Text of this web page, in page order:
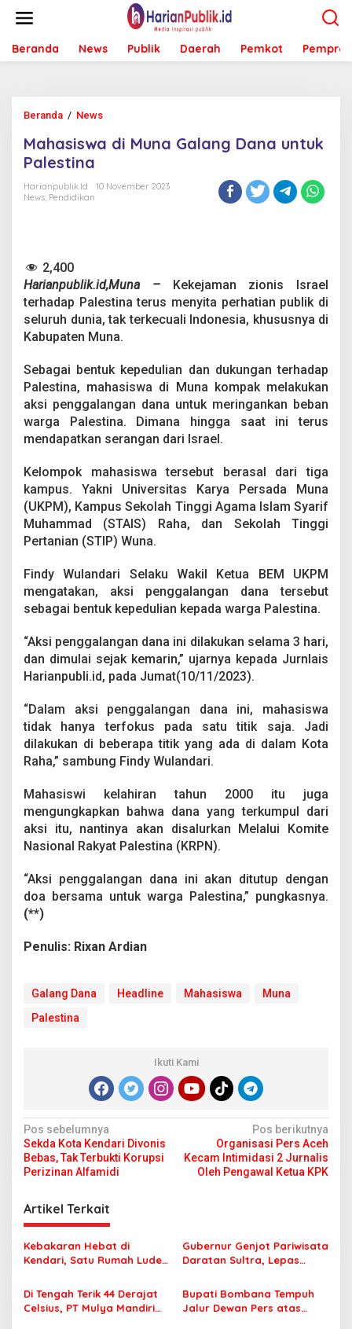
t
Beranda News Publik Daerah Pemkot Pemprov
Beranda / News
h
i
u
n
G
a
a
n
D
a
n
u
t
u
k
P
l
e
t
n
Mahasiswa di Muna Galang Dana untuk
Palestina
Harianpublik.id
10 November 2023
News, Pendidikan
2,400
Harianpublik.id,Muna –
Kekejaman zionis Israel
terhadap Palestina terus menyita perhatian publik di
seluruh dunia, tak terkecuali Indonesia, khususnya di
Kabupaten Muna.
Sebagai bentuk kepedulian dan dukungan terhadap
Palestina, mahasiswa di Muna kompak melakukan
aksi penggalangan dana untuk meringankan beban
warga Palestina. Dimana hingga saat ini terus
mendapatkan serangan dari Israel.
Kelompok mahasiswa tersebut berasal dari tiga
kampus. Yakni Universitas Karya Persada Muna
(UKPM), Kampus Sekolah Tinggi Agama Islam Syarif
Muhammad (STAIS) Raha, dan Sekolah Tinggi
Pertanian (STIP) Wuna.
Findy Wulandari Selaku Wakil Ketua BEM UKPM
mengatakan, aksi penggalangan dana tersebut
sebagai bentuk kepedulian kepada warga Palestina.
“Aksi penggalangan dana ini dilakukan selama 3 hari,
dan dimulai sejak kemarin,” ujarnya kepada Jurnlais
Harianpubli.id, pada Jumat(10/11/2023).
“Dalam aksi penggalangan dana ini, mahasiswa
tidak hanya terfokus pada satu titik saja. Jadi
dilakukan di beberapa titik yang ada di dalam Kota
Raha,” sambung Findy Wulandari.
Mahasiswi kelahiran tahun 2000 itu juga
mengungkapkan bahwa dana yang terkumpul dari
aksi itu, nantinya akan disalurkan Melalui Komite
Nasional Rakyat Palestina (KRPN).
“Aksi penggalangan dana ini akan ditutup dengan
doa bersama untuk warga Palestina,” pungkasnya.
(**)
Penulis: Rixan Ardian
Galang Dana Headline Mahasiswa
Muna
Palestina
Ikuti Kami
N
a
v
i
g
a
s
i
p
Pos sebelumnya
Sekda Kota Kendari Divonis
Bebas, Tak Terbukti Korupsi
Perizinan Alfamidi
Pos berikutnya
Organisasi Pers Aceh
Kecam Intimidasi 2 Jurnalis
Oleh Pengawal Ketua KPK
Artikel Terkait
Kebakaran Hebat di
Kendari, Satu Rumah Ludes
Gubernur Genjot Pariwisata
Daratan Sultra, Lepas
Tiga Kabupaten Unggulan
Di Tengah Terik 44 Derajat
Celsius, PT Mulya Mandiri
Bupati Bombana Tempuh
Jalur Dewan Pers atas